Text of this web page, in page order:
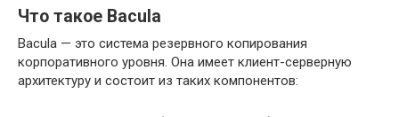
Что такое Bacula
Bacula — это система резервного копирования
корпоративного уровня. Она имеет клиент-серверную
архитектуру и состоит из таких компонентов: